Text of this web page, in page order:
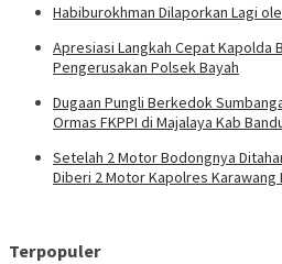
Habiburokhman Dilaporkan Lagi
Apresiasi Langkah Cepat Kapolda
Pengerusakan Polsek Bayah
Dugaan Pungli Berkedok
Ormas FKPPI di Majalaya Kab
Setelah 2 Motor Bodongnya
Diberi 2 Motor Kapolres
Terpopuler